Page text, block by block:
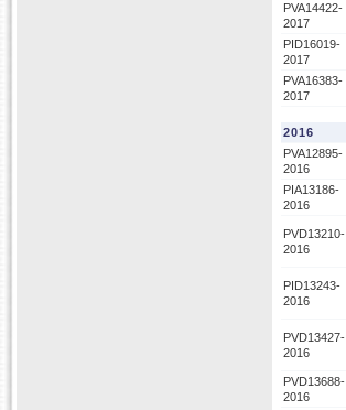
PVA14422-
2017
PID16019-
2017
PVA16383-
2017
2016
PVA12895-
2016
PIA13186-
2016
PVD13210-
2016
PID13243-
2016
PVD13427-
2016
PVD13688-
2016